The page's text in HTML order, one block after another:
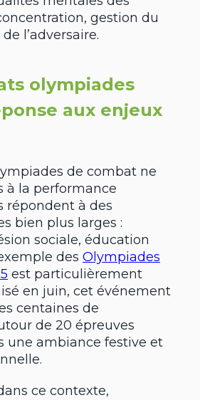
gestion du
l’adversaire.
olympiades
aux enjeux
de combat ne
à la performance
répondent à des
bien plus larges :
sociale, éducation
des Olympiades
est particulièrement
en juin, cet événement
centaines de
de 20 épreuves
une ambiance festive et
ce contexte,